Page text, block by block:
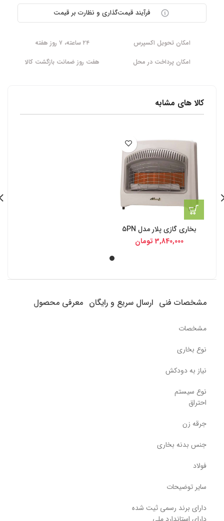
فرآیند قیمت‌گذاری و نظارت بر قیمت
امکان تحویل اکسپرس
۲۴ ساعته، ۷ روز هفته
امکان پرداخت در محل
هفت روز ضمانت بازگشت کالا
کالا های مشابه
بخاری گازی پلار مدل 5PN
3,840,000 تومان
مشخصات فنی ارسال سریع و رایگان معرفی محصول
مشخصات
نوع بخاری
نیاز به دودکش
نوع سیستم
احتراق
جرقه زن
جنس بدنه بخاری
فولاد
سایر توضیحات
دارای برند رسمی ثیت شده